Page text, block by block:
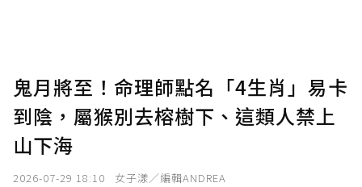
確認送出
鬼月將至！命理師點名「4生肖」易卡
到陰，屬猴別去榕樹下、這類人禁上
山下海
2026-07-29 18:10 女子漾／編輯ANDREA